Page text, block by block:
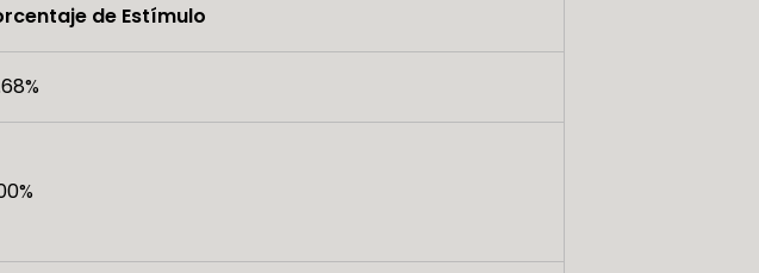
de Estímulo